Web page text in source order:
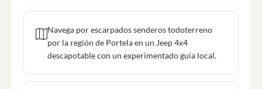
Navega por escarpados senderos todoterreno
por la región de Portela en un Jeep 4x4
descapotable con un experimentado guía local.